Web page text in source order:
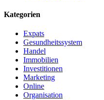
Kategorien
Expats
Gesundheitssystem
Handel
Immobilien
Investitionen
Marketing
Online
Organisation